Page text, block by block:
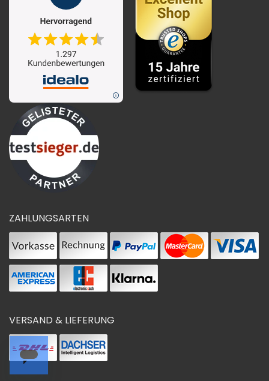
ZAHLUNGSARTEN
VERSAND & LIEFERUNG